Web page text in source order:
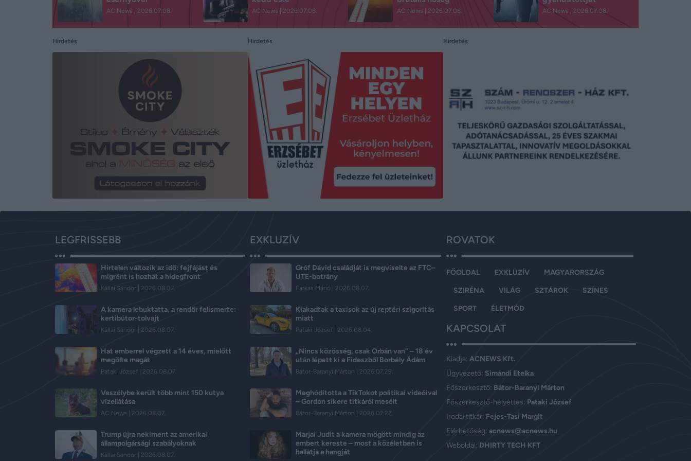
AC News 2026.07.08. AC News 2026.07.08. AC News 2026.07.08. AC News 2026.07.08.
Hirdetés Hirdetés Hirdetés
LEGFRISSEBB
Hirtelen változik az idő: fejfájást és
migrént is hozhat a hidegfront
Kállai Sándor 2026.08.07.
A kamera lebuktatta, a rendőr felismerte:
kertibútor-tolvajt
Kállai Sándor 2026.08.07.
Hat emberrel végzett a 14 éves, mielőtt
megölte magát
Pataki József 2026.08.07.
Veszélybe került több mint 150 kutya
vízellátása
AC News 2026.08.07.
Trump újra nekiment az amerikai
állampolgársági szabályoknak
Kállai Sándor 2026.08.07.
EXKLUZÍV
Gróf Dávid családját is megviselte az FTC–
UTE-botrány
Farkas Márió 2026.08.07.
Kiakadtak a taxisok az új reptéri szigorítás
miatt
Pataki József 2026.08.04.
„Nincs közösség, csak Orbán van” – 18 év
után lépett ki a Fideszből Borbély Ádám
Bátor-Baranyi Márton 2026.07.29.
Meghódította a TikTokot politikai videóival
– Gordon sikere titkáról mesélt
Bátor-Baranyi Márton 2026.07.27.
Marjai Judit a kamera mögött mindig az
embert kereste – most a közéletben is
hallatja a hangját
ROVATOK
FŐOLDAL EXKLUZÍV MAGYARORSZÁG
SZIRÉNA VILÁG SZTÁROK SZÍNES
SPORT ÉLETMÓD
KAPCSOLAT
Kiadja:ACNEWS Kft.
Ügyvezető: Simándi Etelka
Főszerkesztő: Bátor-Baranyi Márton
Főszerkesztő-helyettes: Pataki József
Irodai titkár: Fejes-Tasi Margit
Elérhetőség:acnews@acnews.hu
Weboldal: DHIRTY TECH KFT